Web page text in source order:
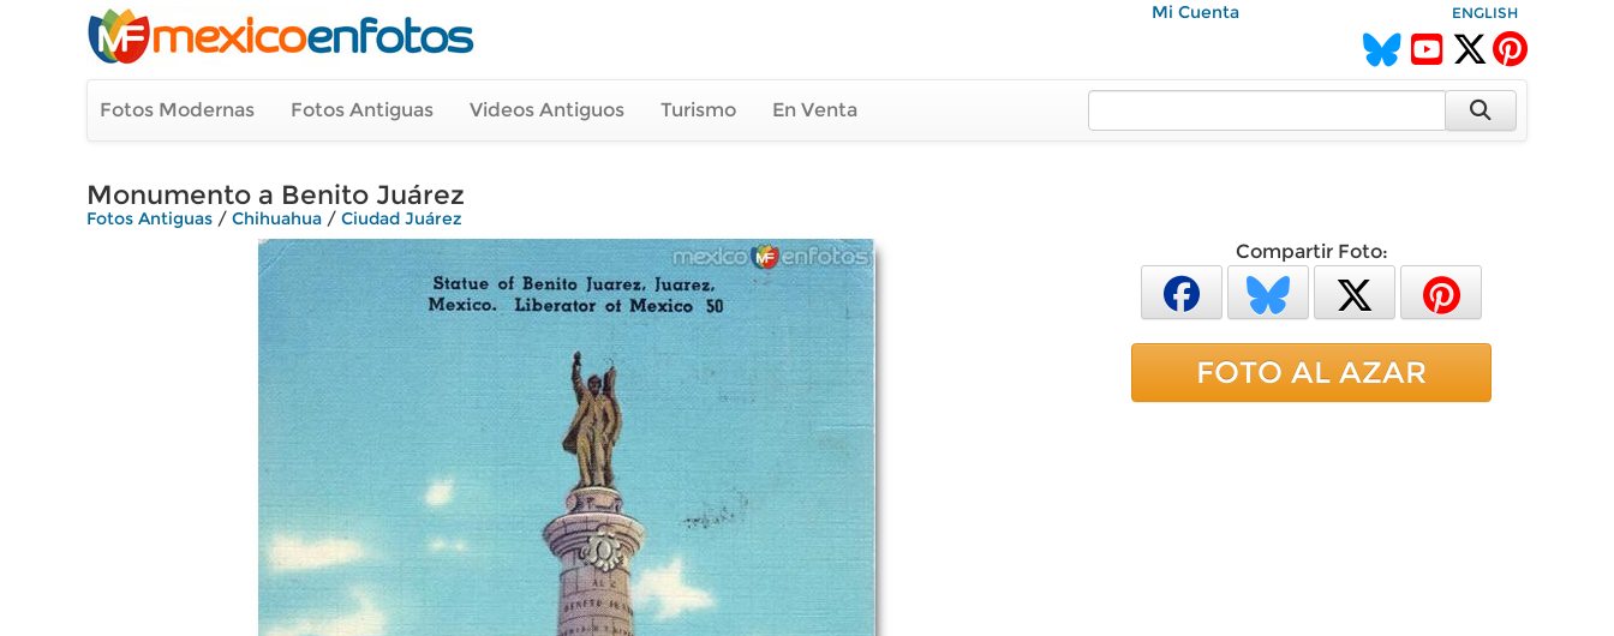
Mi Cuenta ENGLISH
Fotos Modernas Fotos Antiguas Videos Antiguos Turismo En Venta
Monumento a Benito Juárez
Fotos Antiguas / Chihuahua / Ciudad Juárez
Compartir Foto:
FOTO AL AZAR